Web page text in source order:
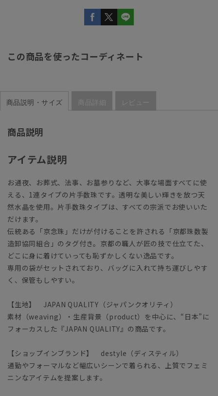
この商品を使ったコーディネート
商品説明・サイズ 商品詳細 レビュー
商品説明
アイテム説明
お通夜、お葬式、法事、お墓参りなど、大事な場面すべてに使
える、1連タイプの片手数珠です。透明な美しい輝きを放つ天
然水晶を使用。片手数珠タイプは、すべての宗派でお使いいた
だけます。
伝統ある「京念珠」だけが付けることを許される「京都珠数製
造卸協同組合」のタグ付き。京都の職人が匠の技で仕立てた、
どこに身に着けていっても恥ずかしくない逸品です。
専用の袋がセットされており、バッグに入れて持ち運びしやす
く、保管もしやすい。
【生地】 JAPAN QUALITY（ジャパンクオリティ）
素材（weaving）・生産背景（product）を中心に、“日本”に
フォーカスした『JAPAN QUALITY』の商品です。
【ショップインブランド】 destyle（ディスティル）
通勤やフォーマルなど幅広いシーンで着られる、上質でフェミ
ニンなアイテムを提案します。